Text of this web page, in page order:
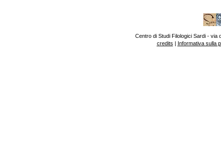
Centro di Studi Filologici Sardi - via
credits | Informativa sulla